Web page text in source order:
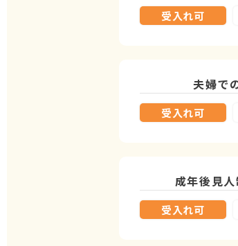
受入れ可
夫婦で
受入れ可
成年後見
受入れ可